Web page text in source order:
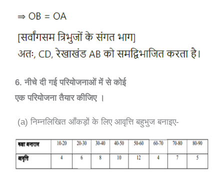
6. नीचे दी गई परियोजनाओं में से कोई
एक परियोजना तैयार कीजिए ।
(a) निम्नलिखित आँकड़ों के लिए आवृत्ति बहुभुज बनाइए-